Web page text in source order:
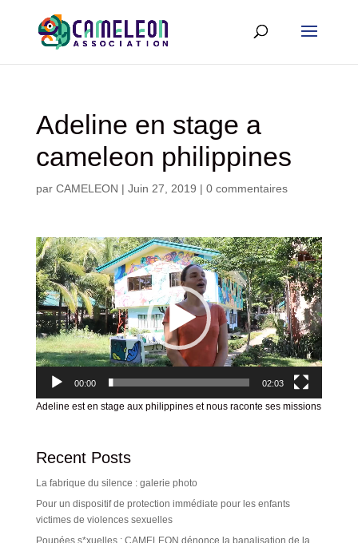
Adeline en stage a
cameleon philippines
par CAMELEON | Juin 27, 2019 | 0 commentaires
Lecteur
vidéo
00:00 02:03
Adeline est en stage aux philippines et nous raconte ses missions
Recent Posts
La fabrique du silence : galerie photo
Pour un dispositif de protection immédiate pour les enfants
victimes de violences sexuelles
Poupées s*xuelles : CAMELEON dénonce la banalisation de la